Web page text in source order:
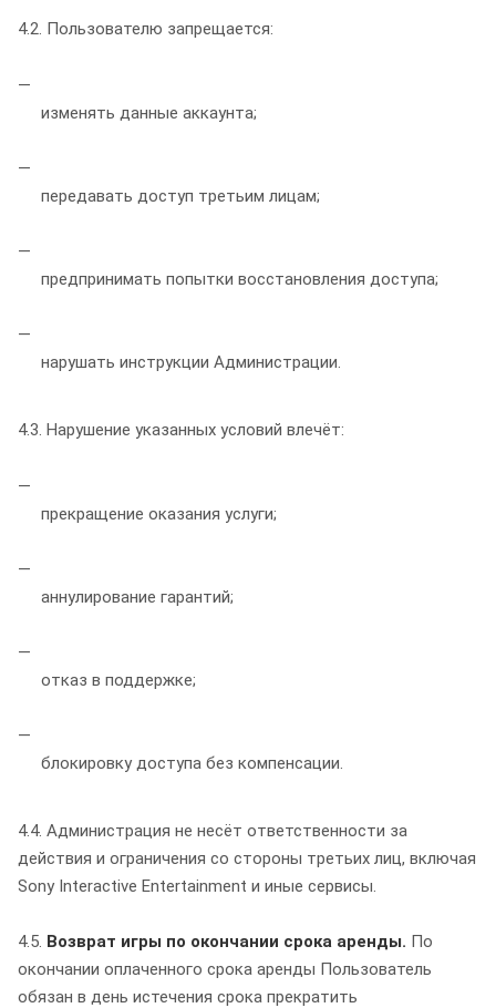
4.2. Пользователю запрещается:
изменять данные аккаунта;
передавать доступ третьим лицам;
предпринимать попытки восстановления доступа;
нарушать инструкции Администрации.
4.3. Нарушение указанных условий влечёт:
прекращение оказания услуги;
аннулирование гарантий;
отказ в поддержке;
блокировку доступа без компенсации.
4.4. Администрация не несёт ответственности за
действия и ограничения со стороны третьих лиц, включая
Sony Interactive Entertainment и иные сервисы.
4.5. Возврат игры по окончании срока аренды. По
окончании оплаченного срока аренды Пользователь
обязан в день истечения срока прекратить